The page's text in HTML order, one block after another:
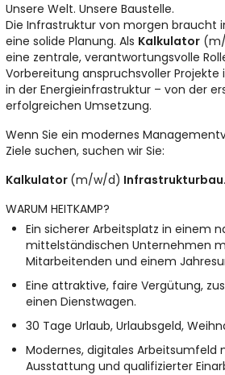
Unsere Welt. Unsere Baustelle.
Die Infrastruktur von morgen braucht
eine solide Planung. Als Kalkulator
eine zentrale, verantwortungsvolle
Vorbereitung anspruchsvoller
in der Energieinfrastruktur – von der
erfolgreichen Umsetzung.
Wenn Sie ein modernes
Ziele suchen, suchen wir Sie:
Kalkulator (m/w/d) Infrastrukturbau.
WARUM HEITKAMP?
Ein sicherer Arbeitsplatz in einem
mittelständischen Unternehmen
Mitarbeitenden und einem
Eine attraktive, faire Vergütung,
einen Dienstwagen.
30 Tage Urlaub, Urlaubsgeld,
Modernes, digitales
Ausstattung und qualifizierter